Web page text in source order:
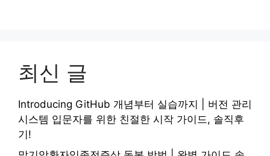
최신 글
Introducing GitHub 개념부터 실습까지 | 버전 관리
시스템 입문자를 위한 친절한 시작 가이드, 솔직후
기!